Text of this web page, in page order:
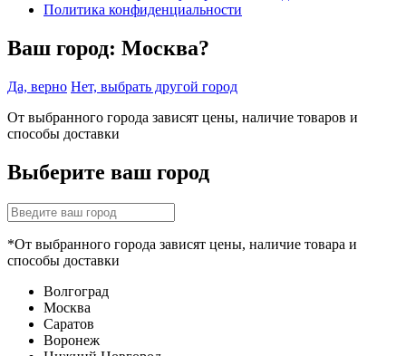
Политика конфиденциальности
Ваш город: Москва?
Да, верно Нет, выбрать другой город
От выбранного города зависят цены, наличие товаров и
способы доставки
Выберите ваш город
*От выбранного города зависят цены, наличие товара и
способы доставки
Волгоград
Москва
Саратов
Воронеж